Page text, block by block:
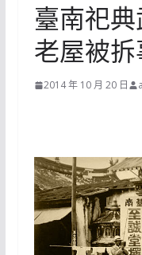
臺南祀
老屋被
2014 年 10 月 20 日